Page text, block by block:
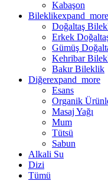
Kabaşon
Bileklikexpand_more
Doğaltaş
Erkek
Gümüş
Kehribar
Bakır Bileklik
Diğerexpand_more
Esans
Organik
Masaj Yağı
Mum
Tütsü
Sabun
Alkali Su
Dizi
Tümü